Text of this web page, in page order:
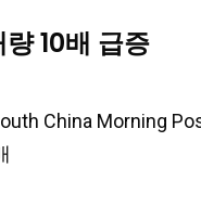
10배 급증
China Morning